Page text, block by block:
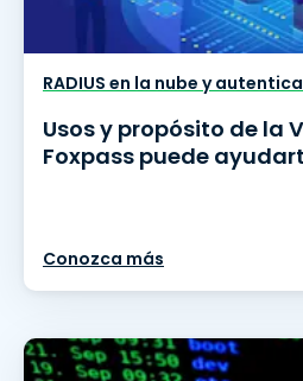
RADIUS en la nube y
Usos y propósito de la
Foxpass puede
Conozca más